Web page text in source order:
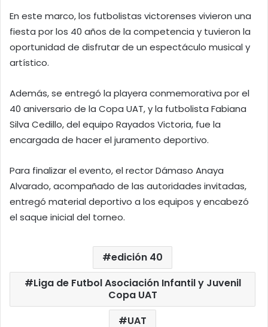
En este marco, los futbolistas victorenses vivieron una
fiesta por los 40 años de la competencia y tuvieron la
oportunidad de disfrutar de un espectáculo musical y
artístico.
Además, se entregó la playera conmemorativa por el
40 aniversario de la Copa UAT, y la futbolista Fabiana
Silva Cedillo, del equipo Rayados Victoria, fue la
encargada de hacer el juramento deportivo.
Para finalizar el evento, el rector Dámaso Anaya
Alvarado, acompañado de las autoridades invitadas,
entregó material deportivo a los equipos y encabezó
el saque inicial del torneo.
edición 40
Liga de Futbol Asociación Infantil y Juvenil
Copa UAT
UAT